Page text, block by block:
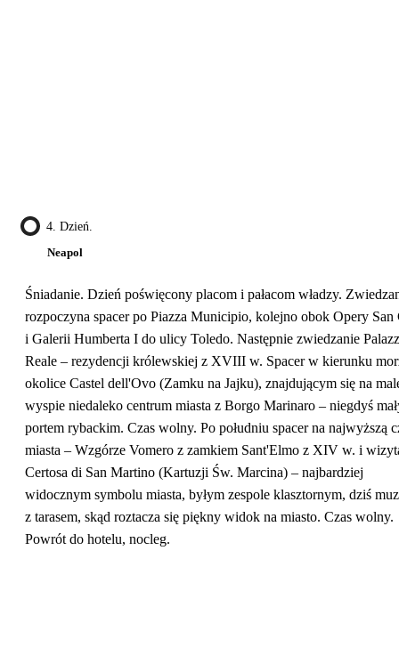
4. Dzień.
Neapol
Śniadanie. Dzień poświęcony placom i pałacom władzy.
rozpoczyna spacer po Piazza Municipio, kolejno obok Opery San
i Galerii Humberta I do ulicy Toledo. Następnie zwiedzanie
Reale – rezydencji królewskiej z XVIII w. Spacer w kierunku
okolice Castel dell'Ovo (Zamku na Jajku), znajdującym się na
wyspie niedaleko centrum miasta z Borgo Marinaro – niegdyś
portem rybackim. Czas wolny. Po południu spacer na najwyższą
miasta – Wzgórze Vomero z zamkiem Sant'Elmo z XIV w. i
Certosa di San Martino (Kartuzji Św. Marcina) – najbardziej
widocznym symbolu miasta, byłym zespole klasztornym, dziś
z tarasem, skąd roztacza się piękny widok na miasto. Czas wolny.
Powrót do hotelu, nocleg.